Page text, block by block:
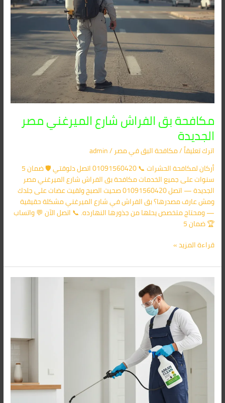
مكافحة بق الفراش شارع الميرغني مصر
الجديدة
اترك تعليقاً/مكافحة البق​ في مصر/
admin
أركان لمكافحة الحشرات 📞 01091560420 اتصل دلوقتي 🛡️ ضمان 5
سنوات على جميع الخدمات مكافحة بق الفراش شارع الميرغني مصر
الجديدة — اتصل 01091560420 صحيت الصبح ولقيت عضات على جلدك
ومش عارف مصدرها؟ بق الفراش في شارع الميرغني مشكلة حقيقية
— ومحتاج متخصص يحلها من جذورها النهارده. 📞 اتصل الآن 💬 واتساب
🏆 ضمان 5
قراءة المزيد »
مكافحة
الفئران
والحشرات
01091560420